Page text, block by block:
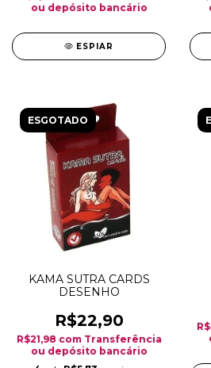
ou depósito bancário
ESPIAR
ESGOTADO
KAMA SUTRA CARDS
DESENHO
R$22,90
R$21,98 com Transferência
ou depósito bancário